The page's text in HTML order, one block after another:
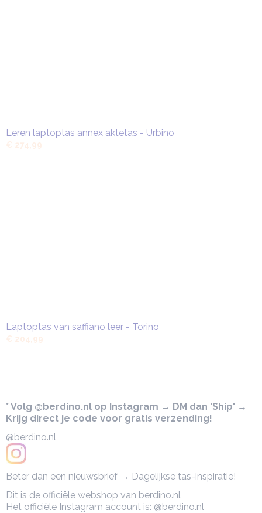
Leren laptoptas annex aktetas - Urbino
€ 274,99
Laptoptas van saffiano leer - Torino
€ 204,99
* Volg @berdino.nl op Instagram → DM dan 'Ship' →
Krijg direct je code voor gratis verzending!
@berdino.nl
Beter dan een nieuwsbrief → Dagelijkse tas-inspiratie!
Dit is de officiële webshop van berdino.nl
Het officiële Instagram account is: @berdino.nl